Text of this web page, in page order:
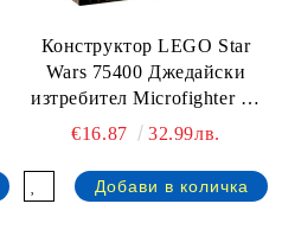
Конструктор LEGO Star
Wars 75400 Джедайски
изтребител Microfighter на
Пло Куун
€16.87 32.99лв.